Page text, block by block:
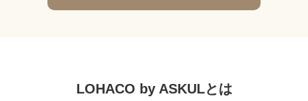
LOHACO by ASKULとは